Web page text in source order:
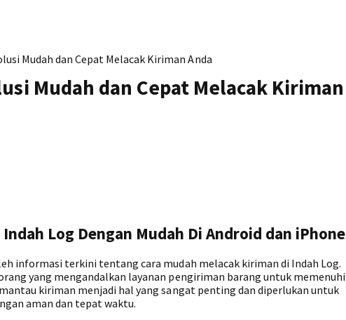
Mudah dan Cepat Melacak Kiriman Anda
Mudah dan Cepat Melacak Kiriman
Log Dengan Mudah Di Android dan iPhone
informasi terkini tentang cara mudah melacak kiriman di Indah Log.
yang mengandalkan layanan pengiriman barang untuk memenuhi
kiriman menjadi hal yang sangat penting dan diperlukan untuk
aman dan tepat waktu.